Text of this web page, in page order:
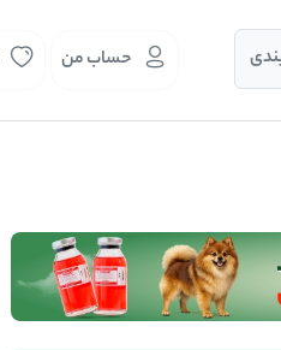
حساب من